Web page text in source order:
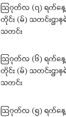
ဩဂုတ်လ (၇) ရက်န
တိုင်း (မ်) သတင်းဌာ
သတင်း
ဩဂုတ်လ (၆) ရက်န
တိုင်း (မ်) သတင်းဌာ
သတင်း
ဩဂုတ်လ (၅) ရက်န